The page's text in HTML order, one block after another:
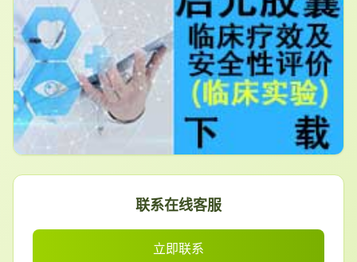
联系在线客服
立即联系